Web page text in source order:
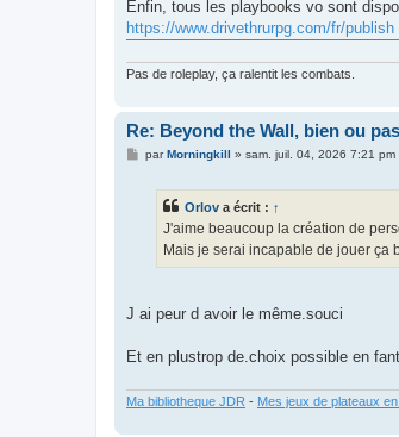
Enfin, tous les playbooks vo sont
https://www.drivethrurpg.com/fr/
Pas de roleplay, ça ralentit les combats.
Re: Beyond the Wall, bien ou
MparMorningkill » sam. juil. 04, 2026 7:21 pm
Orlov a écrit : ↑
J'aime beaucoup la création de
Mais je serai incapable de jouer ça
J ai peur d avoir le même.souci
Et en plustrop de.choix possible en
Ma bibliotheque JDR - Mes jeux de plateaux